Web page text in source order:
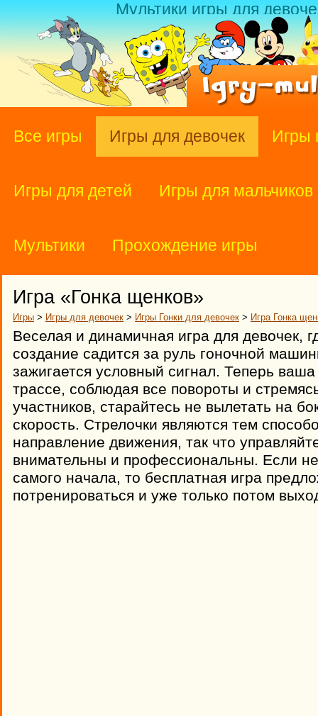
Мультики игры для
Все игры Игры для девочек Игры
Игры для детей Игры для мальчиков
Мультики Прохождение игры
Игра «Гонка щенков»
Игры > Игры для девочек > Игры Гонки для девочек > Игра Гонка
Веселая и динамичная игра для девочек,
создание садится за руль гоночной
зажигается условный сигнал. Теперь
трассе, соблюдая все повороты и
участников, старайтесь не вылетать на
скорость. Стрелочки являются тем
направление движения, так что
внимательны и профессиональны. Если
самого начала, то бесплатная игра
потренироваться и уже только потом